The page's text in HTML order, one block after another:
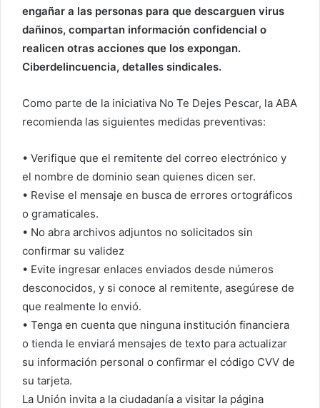
engañar a las personas para que descarguen virus
dañinos, compartan información confidencial o
realicen otras acciones que los expongan.
Ciberdelincuencia, detalles sindicales.
Como parte de la iniciativa No Te Dejes Pescar, la ABA
recomienda las siguientes medidas preventivas:
• Verifique que el remitente del correo electrónico y
el nombre de dominio sean quienes dicen ser.
• Revise el mensaje en busca de errores ortográficos
o gramaticales.
• No abra archivos adjuntos no solicitados sin
confirmar su validez
• Evite ingresar enlaces enviados desde números
desconocidos, y si conoce al remitente, asegúrese de
que realmente lo envió.
• Tenga en cuenta que ninguna institución financiera
o tienda le enviará mensajes de texto para actualizar
su información personal o confirmar el código CVV de
su tarjeta.
La Unión invita a la ciudadanía a visitar la página